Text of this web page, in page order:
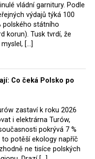
jistě potěší
i těžaře. Je těžké si
sám ministr
vládnoucí koalice.
vlády,
cca 7 %
podniky, spolu
cca pět
nepřímo
pracovních míst v
zvítězila.
jistě potěší
vládní garnitury. Podle
výdajů týká 100
polského státního
korun). Tusk tvrdí, že
[…]
Co čeká Polsko po
zastaví k roku 2026
i elektrárna Turów,
pokrývá 7 %
potěší ekology napříč
ne tisíce polských